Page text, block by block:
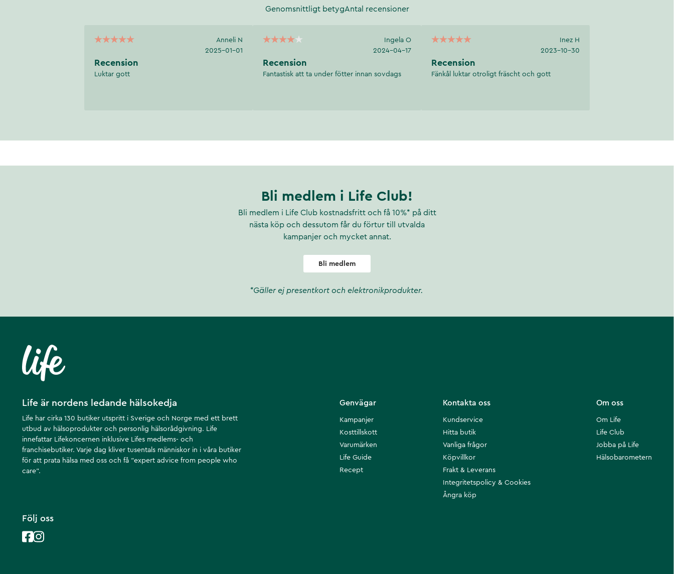
Genomsnittligt betygAntal recensioner
Anneli N
2025-01-01
Recension
Luktar gott
Ingela O
2024-04-17
Recension
Fantastisk att ta under fötter innan sovdags
Inez H
2023-10-30
Recension
Fänkål luktar otroligt fräscht och gott
Bli medlem i Life Club!
Bli medlem i Life Club kostnadsfritt och få 10%* på ditt
nästa köp och dessutom får du förtur till utvalda
kampanjer och mycket annat.
Bli medlem
*Gäller ej presentkort och elektronikprodukter.
Life är nordens ledande hälsokedja
Life har cirka 130 butiker utspritt i Sverige och Norge med ett brett
utbud av hälsoprodukter och personlig hälsorådgivning. Life
innefattar Lifekoncernen inklusive Lifes medlems- och
franchisebutiker. Varje dag kliver tusentals människor in i våra butiker
för att prata hälsa med oss och få ”expert advice from people who
care”.
Om oss
Om Life
Life Club
Jobba på Life
Hälsobarometern
Kontakta oss
Kundservice
Hitta butik
Vanliga frågor
Köpvillkor
Frakt & Leverans
Integritetspolicy & Cookies
Ångra köp
Genvägar
Kampanjer
Kosttillskott
Varumärken
Life Guide
Recept
Följ oss